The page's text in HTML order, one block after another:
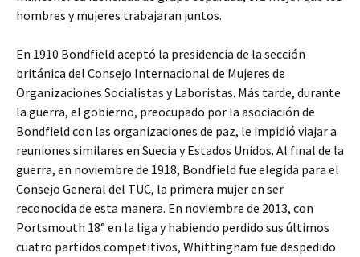
hombres y mujeres trabajaran juntos.
En 1910 Bondfield aceptó la presidencia de la sección
británica del Consejo Internacional de Mujeres de
Organizaciones Socialistas y Laboristas. Más tarde, durante
la guerra, el gobierno, preocupado por la asociación de
Bondfield con las organizaciones de paz, le impidió viajar a
reuniones similares en Suecia y Estados Unidos. Al final de la
guerra, en noviembre de 1918, Bondfield fue elegida para el
Consejo General del TUC, la primera mujer en ser
reconocida de esta manera. En noviembre de 2013, con
Portsmouth 18° en la liga y habiendo perdido sus últimos
cuatro partidos competitivos, Whittingham fue despedido